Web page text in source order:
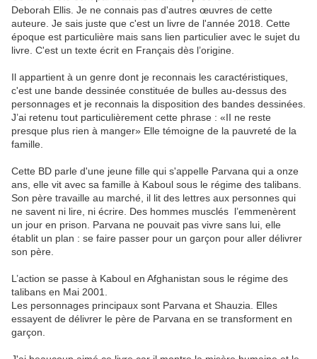
Deborah Ellis. Je ne connais pas d'autres œuvres de cette
auteure. Je sais juste que c'est un livre de l'année 2018. Cette
époque est particulière mais sans lien particulier avec le sujet du
livre. C'est un texte écrit en Français dès l’origine.
Il appartient à un genre dont je reconnais les caractéristiques,
c'est une bande dessinée constituée de bulles au-dessus des
personnages et je reconnais la disposition des bandes dessinées.
J’ai retenu tout particulièrement cette phrase : «II ne reste
presque plus rien à manger» Elle témoigne de la pauvreté de la
famille.
Cette BD parle d'une jeune fille qui s'appelle Parvana qui a onze
ans, elle vit avec sa famille à Kaboul sous le régime des talibans.
Son père travaille au marché, il lit des lettres aux personnes qui
ne savent ni lire, ni écrire. Des hommes musclés l’emmenèrent
un jour en prison. Parvana ne pouvait pas vivre sans lui, elle
établit un plan : se faire passer pour un garçon pour aller délivrer
son père.
L’action se passe à Kaboul en Afghanistan sous le régime des
talibans en Mai 2001.
Les personnages principaux sont Parvana et Shauzia. Elles
essayent de délivrer le père de Parvana en se transforment en
garçon.